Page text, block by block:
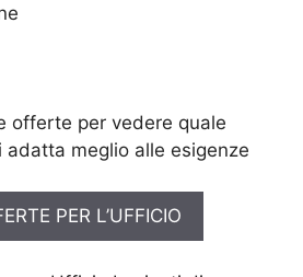
offerte per vedere quale
meglio alle esigenze
PER L’UFFICIO